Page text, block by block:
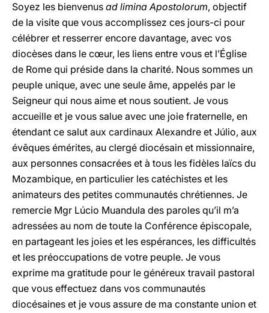
Soyez les bienvenus ad limina Apostolorum, objectif
de la visite que vous accomplissez ces jours-ci pour
célébrer et resserrer encore davantage, avec vos
diocèses dans le cœur, les liens entre vous et l’Église
de Rome qui préside dans la charité. Nous sommes un
peuple unique, avec une seule âme, appelés par le
Seigneur qui nous aime et nous soutient. Je vous
accueille et je vous salue avec une joie fraternelle, en
étendant ce salut aux cardinaux Alexandre et Júlio, aux
évêques émérites, au clergé diocésain et missionnaire,
aux personnes consacrées et à tous les fidèles laïcs du
Mozambique, en particulier les catéchistes et les
animateurs des petites communautés chrétiennes. Je
remercie Mgr Lúcio Muandula des paroles qu’il m’a
adressées au nom de toute la Conférence épiscopale,
en partageant les joies et les espérances, les difficultés
et les préoccupations de votre peuple. Je vous
exprime ma gratitude pour le généreux travail pastoral
que vous effectuez dans vos communautés
diocésaines et je vous assure de ma constante union et